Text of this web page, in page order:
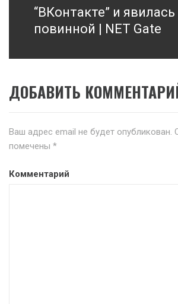
post:
“ВКонтакте” и явилась
повинной | NET Gate
ДОБАВИТЬ
Ваш адрес email не будет опубликован.
помечены *
Комментарий